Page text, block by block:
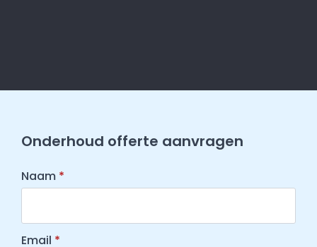
Onderhoud offerte aanvragen
Naam *
Email *